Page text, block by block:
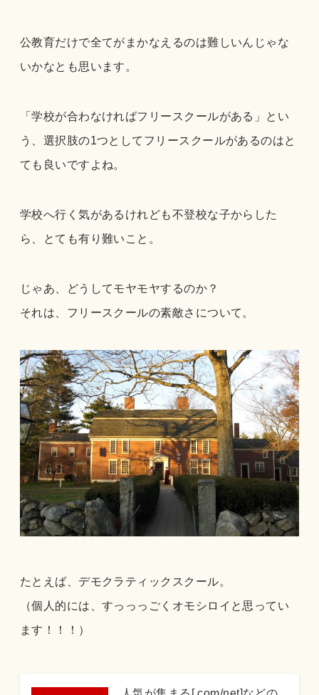
公教育だけで全てがまかなえるのは難しいんじゃな
いかなとも思います。
「学校が合わなければフリースクールがある」とい
う、選択肢の1つとしてフリースク ールがあるのはと
ても良いですよね。
学校へ行く気があるけれども不登校な子からした
ら、とても有り難いこと。
じゃあ、どうしてモヤモヤするのか？
それは、フリースクールの素敵さについて。
たとえば、デモクラティックスクール。
（個人的には、すっっっごくオモシロイと思ってい
ます！！！）